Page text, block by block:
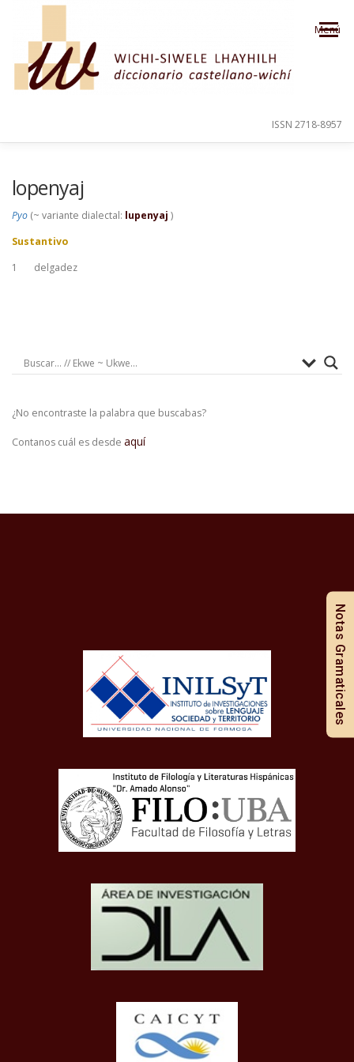
Saltar al contenido
Menú
ISSN 2718-8957
lopenyaj
Pyo (~ variante dialectal: lupenyaj )
Sustantivo
1
delgadez
¿No encontraste la palabra que buscabas?
Contanos cuál es desde aquí
Notas Gramaticales